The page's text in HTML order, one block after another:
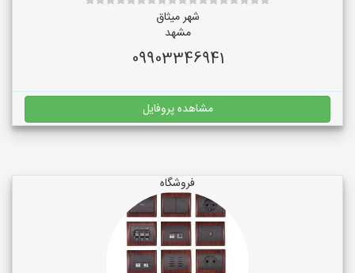
شهر میثاق
مشهد
09903346941
مشاهده پروفایل
فروشگاه